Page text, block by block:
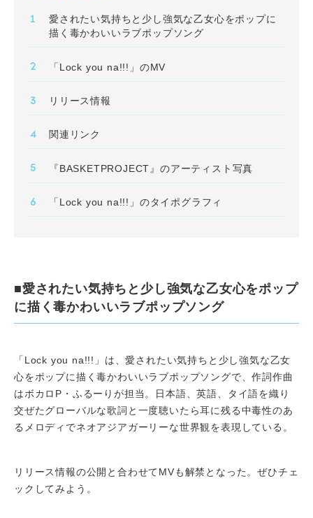
愛されたい気持ちと少し強気な乙女心をポップに
描く毒かわいいラブポップソング
「Lock you na!!!」のMV
リリース情報
関連リンク
『BASKETPROJECT』のアーティスト写真
「Lock you na!!!」のタイポグラフィ
■愛されたい気持ちと少し強気な乙女心をポップ
に描く毒かわいいラブポップソング
「Lock you na!!!」は、愛されたい気持ちと少し強気な乙女
心をポップに描く毒かわいいラブポップソングで、作詞作曲
はボカロP・ふるーりが担当。日本語、英語、タイ語を織り
交ぜたグローバルな歌詞と一度聴いたら耳に残る中毒性のあ
るメロディでネオアジアガーリーな世界観を表現している。
リリース情報の公開と合わせてMVも解禁となった。ぜひチェ
ックしてみよう。